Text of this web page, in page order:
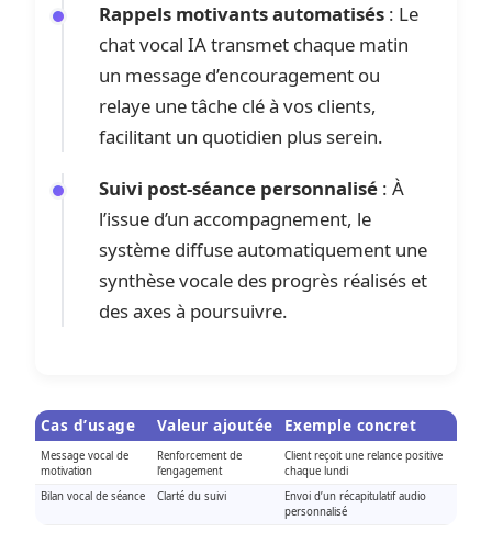
Rappels motivants automatisés : Le
chat vocal IA transmet chaque matin
un message d’encouragement ou
relaye une tâche clé à vos clients,
facilitant un quotidien plus serein.
Suivi post-séance personnalisé : À
l’issue d’un accompagnement, le
système diffuse automatiquement une
synthèse vocale des progrès réalisés et
des axes à poursuivre.
Cas d’usage Valeur ajoutée Exemple concret
Message vocal de
motivation
Renforcement de
l’engagement
Client reçoit une relance positive
chaque lundi
Bilan vocal de séance
Clarté du suivi
Envoi d’un récapitulatif audio
personnalisé